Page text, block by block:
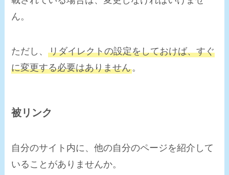
ん。
ただし、リダイレクトの設定をしておけば、すぐ
に変更する必要はありません。
被リンク
自分のサイト内に、他の自分のページを紹介して
いることがありませんか。